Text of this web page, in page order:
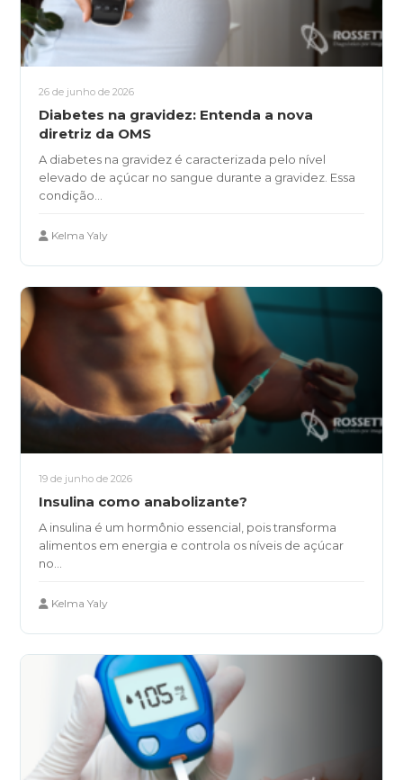
26 de junho de 2026
Diabetes na gravidez: Entenda a nova
diretriz da OMS
A diabetes na gravidez é caracterizada pelo nível
elevado de açúcar no sangue durante a gravidez. Essa
condição...
Kelma Yaly
19 de junho de 2026
Insulina como anabolizante?
A insulina é um hormônio essencial, pois transforma
alimentos em energia e controla os níveis de açúcar
no...
Kelma Yaly